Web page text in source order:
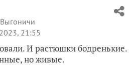
Выгоничи
21:55
И растюшки бодренькие.
но живые.